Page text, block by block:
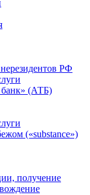
РФ
банк» (АТБ)
(«substance»)
получение